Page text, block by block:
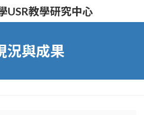
USR教學研究中心
況與成果